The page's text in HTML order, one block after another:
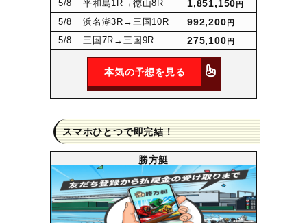
5/8 平和島1R →徳山8R 1,851,150 円
5/8 浜名湖3R →三国10R 992,200 円
5/8 三国7R →三国9R 275,100 円
本気の予想を見る
スマホひとつで即完結！
勝方艇